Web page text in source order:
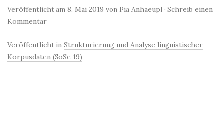
Veröffentlicht am 8. Mai 2019 von Pia Anhaeupl · Schreib einen
Kommentar
Veröffentlicht in Strukturierung und Analyse linguistischer
Korpusdaten (SoSe 19)